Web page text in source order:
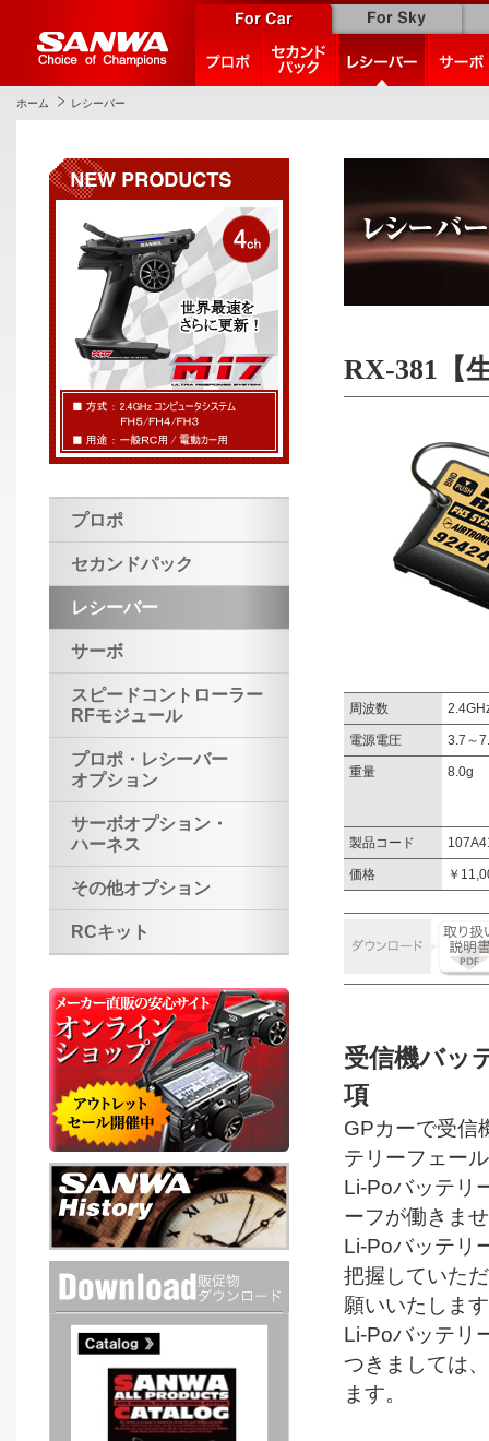
ホーム レシーバー
プロポ
セカンドパック
レシーバー
サーボ
スピードコントローラー
RFモジュール
プロポ・レシーバー
オプション
サーボオプション・
ハーネス
その他オプション
RCキット
RX-381【
周波数
電源電圧 3.7～
重量 8.0g
製品コード
価格 ￥
受信機バッ
項
GPカーで受信
テリーフェー
Li-Poバッテリ
ーフが働きま
Li-Poバッテリ
把握していた
願いいたしま
Li-Poバッテリ
つきましては
ます。